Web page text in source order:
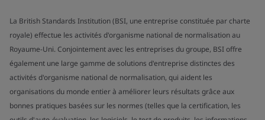
La British Standards Institution (BSI, une entreprise constituée par charte
royale) effectue les activités d'organisme national de normalisation au
Royaume-Uni. Conjointement avec les entreprises du groupe, BSI offre
également une large gamme de solutions d'entreprise distinctes des
activités d'organisme national de normalisation, qui aident les
organisations du monde entier à améliorer leurs résultats grâce aux
bonnes pratiques basées sur les normes (telles que la certification, les